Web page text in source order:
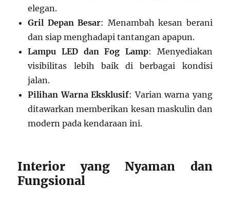
elegan.
Gril Depan Besar: Menambah kesan berani
dan siap menghadapi tantangan apapun.
Lampu LED dan Fog Lamp: Menyediakan
visibilitas lebih baik di berbagai kondisi
jalan.
Pilihan Warna Eksklusif: Varian warna yang
ditawarkan memberikan kesan maskulin dan
modern pada kendaraan ini.
Interior yang Nyaman dan
Fungsional